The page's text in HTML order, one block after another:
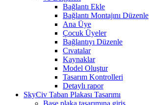
Bağlantı Ekle
Bağlantı Montajını Düzenle
Ana Üye
Çocuk Üyeler
Bağlantıyı Düzenle
Cıvatalar
Kaynaklar
Model Oluştur
Tasarım Kontrolleri
Detaylı rapor
SkyCiv Taban Plakası Tasarımı